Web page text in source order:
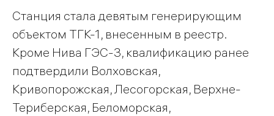
Станция стала девятым генерирующим
объектом ТГК-1, внесенным в реестр.
Кроме Нива ГЭС-3, квалификацию ранее
подтвердили Волховская,
Кривопорожская, Лесогорская, Верхне-
Териберская, Беломорская,